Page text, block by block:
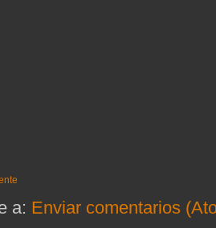
a: Enviar comentarios